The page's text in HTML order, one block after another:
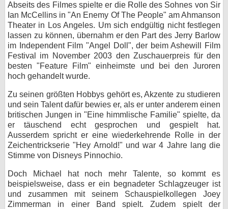
Abseits des Filmes spielte er die Rolle des Sohnes von Sir
Ian McCellins in "An Enemy Of The People" am Ahmanson
Theater in Los Angeles. Um sich endgültig nicht festlegen
lassen zu können, übernahm er den Part des Jerry Barlow
im Independent Film "Angel Doll", der beim Ashewill Film
Festival im November 2003 den Zuschauerpreis für den
besten "Feature Film" einheimste und bei den Juroren
hoch gehandelt wurde.
Zu seinen größten Hobbys gehört es, Akzente zu studieren
und sein Talent dafür bewies er, als er unter anderem einen
britischen Jungen in "Eine himmlische Familie" spielte, da
er täuschend echt gesprochen und gespielt hat.
Ausserdem spricht er eine wiederkehrende Rolle in der
Zeichentrickserie "Hey Arnold!" und war 4 Jahre lang die
Stimme von Disneys Pinnochio.
Doch Michael hat noch mehr Talente, so kommt es
beispielsweise, dass er ein begnadeter Schlagzeuger ist
und zusammen mit seinem Schauspielkollegen Joey
Zimmerman in einer Band spielt. Zudem spielt der
Kontakt
Nutzungsbedingungen
Datenschutz
Impressum
Desktop-Ansicht
myFanbase